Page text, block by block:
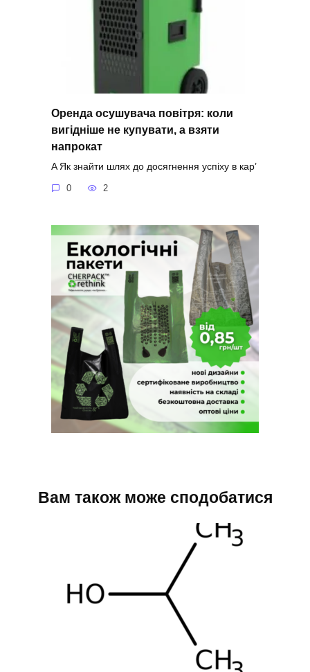
Оренда осушувача повітря: коли
вигідніше не купувати, а взяти
напрокат
A Як знайти шлях до досягнення успіху в кар’
0 2
Вам також може сподобатися